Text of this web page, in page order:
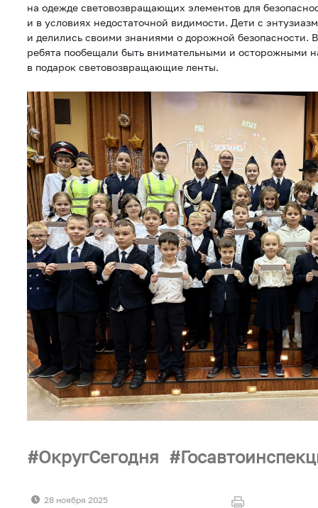
на одежде световозвращающих элементов для
и в условиях недостаточной видимости. Дети с
и делились своими знаниями о дорожной безопасности.
ребята пообещали быть внимательными и осторожными
в подарок световозвращающие ленты.
ОкругСегодня
28 ноября 2025